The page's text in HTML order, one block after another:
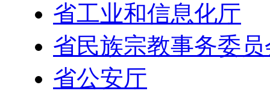
省工业和信息化厅
省民族宗教事务委员
省公安厅